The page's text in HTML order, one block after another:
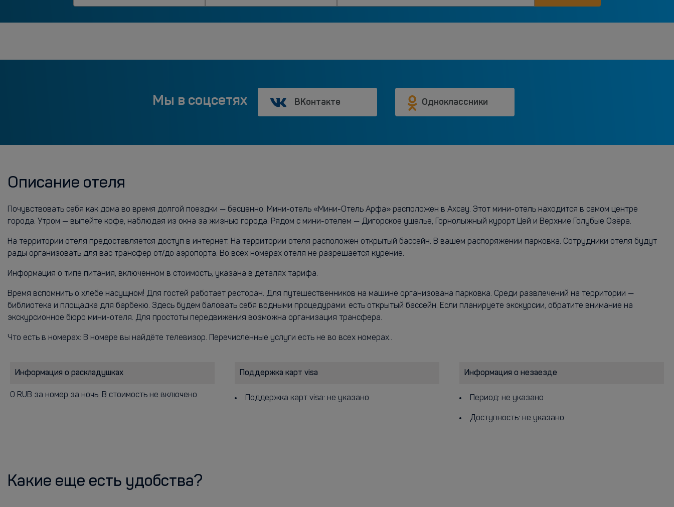
Мы в соцсетях ВКонтакте Одноклассники
Описание отеля
Почувствовать себя как дома во время долгой поездки — бесценно. Мини-отель «Мини-Отель Арфа» расположен в Ахсау. Этот мини-отель находится в самом центре
города. Утром — выпейте кофе, наблюдая из окна за жизнью города. Рядом с мини-отелем — Дигорское ущелье, Горнолыжный курорт Цей и Верхние Голубые Озёра.
На территории отеля предоставляется доступ в интернет. На территории отеля расположен открытый бассейн. В вашем распоряжении парковка. Сотрудники отеля будут
рады организовать для вас трансфер от/до аэропорта. Во всех номерах отеля не разрешается курение.
Информация о типе питания, включенном в стоимость, указана в деталях тарифа.
Время вспомнить о хлебе насущном! Для гостей работает ресторан. Для путешественников на машине организована парковка. Среди развлечений на территории —
библиотека и площадка для барбекю. Здесь будем баловать себя водными процедурами: есть открытый бассейн. Если планируете экскурсии, обратите внимание на
экскурсионное бюро мини-отеля. Для простоты передвижения возможна организация трансфера.
Что есть в номерах: В номере вы найдёте телевизор. Перечисленные услуги есть не во всех номерах..
Информация о раскладушках
0 RUB за номер за ночь. В стоимость не включено
Поддержка карт visa
Поддержка карт visa: не указано
Информация о незаезде
Период: не указано
Доступность: не указано
Какие еще есть удобства?